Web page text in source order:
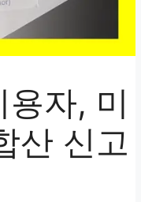
자, 미
산 신고